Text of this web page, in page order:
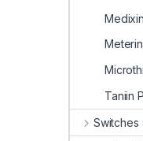
Taniin
Switches